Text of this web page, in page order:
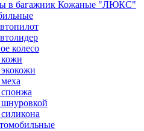
в багажник Кожаные "ЛЮКС"
колесо